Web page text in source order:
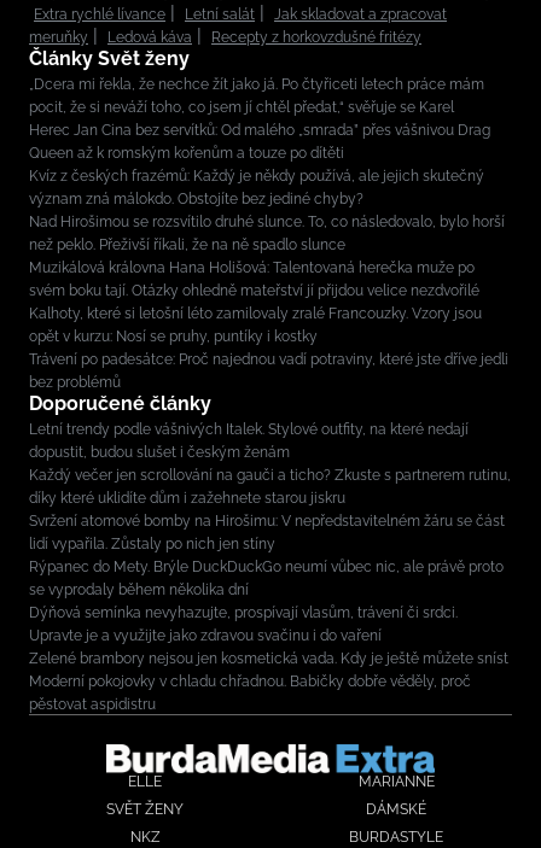
Extra rychlé lívance
Letní salát
Jak skladovat a zpracovat
meruňky
Ledová káva Recepty z horkovzdušné fritézy
Články Svět ženy
„Dcera mi řekla, že nechce žít jako já. Po čtyřiceti letech práce mám
pocit, že si neváží toho, co jsem jí chtěl předat,“ svěřuje se Karel
Herec Jan Cina bez servítků: Od malého „smrada” přes vášnivou Drag
Queen až k romským kořenům a touze po dítěti
Kvíz z českých frazémů: Každý je někdy používá, ale jejich skutečný
význam zná málokdo. Obstojíte bez jediné chyby?
Nad Hirošimou se rozsvítilo druhé slunce. To, co následovalo, bylo horší
než peklo. Přeživší říkali, že na ně spadlo slunce
Muzikálová královna Hana Holišová: Talentovaná herečka muže po
svém boku tají. Otázky ohledně mateřství jí přijdou velice nezdvořilé
Kalhoty, které si letošní léto zamilovaly zralé Francouzky. Vzory jsou
opět v kurzu: Nosí se pruhy, puntíky i kostky
Trávení po padesátce: Proč najednou vadí potraviny, které jste dříve jedli
bez problémů
Doporučené články
Letní trendy podle vášnivých Italek. Stylové outfity, na které nedají
dopustit, budou slušet i českým ženám
Každý večer jen scrollování na gauči a ticho? Zkuste s partnerem rutinu,
díky které uklidíte dům i zažehnete starou jiskru
Svržení atomové bomby na Hirošimu: V nepředstavitelném žáru se část
lidí vypařila. Zůstaly po nich jen stíny
Rýpanec do Mety. Brýle DuckDuckGo neumí vůbec nic, ale právě proto
se vyprodaly během několika dní
Dýňová semínka nevyhazujte, prospívají vlasům, trávení či srdci.
Upravte je a využijte jako zdravou svačinu i do vaření
Zelené brambory nejsou jen kosmetická vada. Kdy je ještě můžete sníst
Moderní pokojovky v chladu chřadnou. Babičky dobře věděly, proč
pěstovat aspidistru
ELLE
MARIANNE
SVĚT ŽENY
DÁMSKÉ
NKZ
BURDASTYLE